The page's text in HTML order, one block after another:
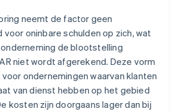
neemt de factor geen
voor oninbare schulden op zich, wat
de blootstelling
niet wordt afgerekend. Deze vorm
ondernemingen waarvan klanten
van dienst hebben op het gebied
kosten zijn doorgaans lager dan bij